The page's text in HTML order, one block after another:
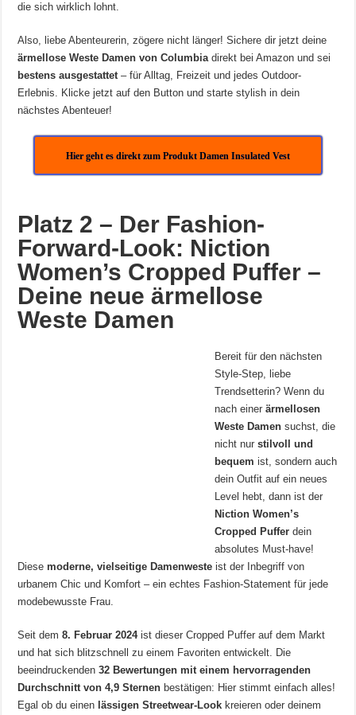
die sich wirklich lohnt.
Also, liebe Abenteurerin, zögere nicht länger! Sichere dir jetzt deine
ärmellose Weste Damen von Columbia direkt bei Amazon und sei
bestens ausgestattet – für Alltag, Freizeit und jedes Outdoor-
Erlebnis. Klicke jetzt auf den Button und starte stylish in dein
nächstes Abenteuer!
Hier geht es direkt zum Produkt Damen Insulated Vest
Platz 2 – Der Fashion-
Forward-Look: Niction
Women’s Cropped Puffer –
Deine neue ärmellose
Weste Damen
Bereit für den nächsten
Style-Step, liebe
Trendsetterin? Wenn du
nach einerärmellosen
Weste Damen suchst, die
nicht nurstilvoll und
bequem ist, sondern auch
dein Outfit auf ein neues
Level hebt, dann ist der
Niction Women’s
Cropped Puffer dein
absolutes Must-have!
Diesemoderne, vielseitige Damenweste ist der Inbegriff von
urbanem Chic und Komfort – ein echtes Fashion-Statement für jede
modebewusste Frau.
Seit dem8. Februar 2024ist dieser Cropped Puffer auf dem Markt
und hat sich blitzschnell zu einem Favoriten entwickelt. Die
beeindruckenden32 Bewertungen mit einem hervorragenden
Durchschnitt von 4,9 Sternen bestätigen: Hier stimmt einfach alles!
Egal ob du einen lässigen Streetwear-Look kreieren oder deinem